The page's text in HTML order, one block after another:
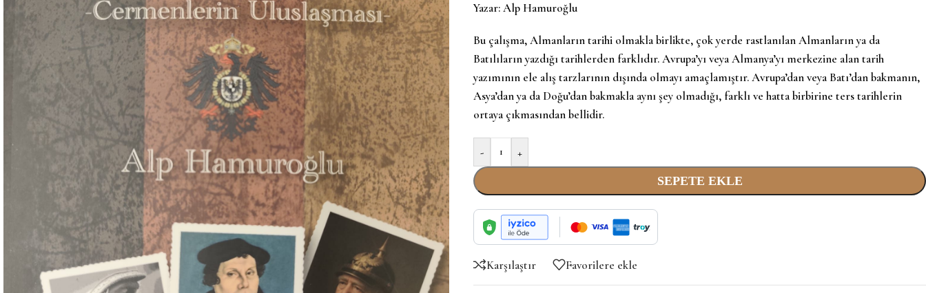
Yazar:Alp Hamuroğlu
Bu çalışma, Almanların tarihi olmakla birlikte, çok yerde rastlanılan Almanların ya da
Batılıların yazdığı tarihlerden farklıdır. Avrupa’yı veya Almanya’yı merkezine alan tarih
yazımının ele alış tarzlarının dışında olmayı amaçlamıştır. Avrupa’dan veya Batı’dan bakmanın,
Asya’dan ya da Doğu’dan bakmakla aynı şey olmadığı, farklı ve hatta birbirine ters tarihlerin
ortaya çıkmasından bellidir.
- +
SEPETE EKLE
Karşılaştır Favorilere ekle